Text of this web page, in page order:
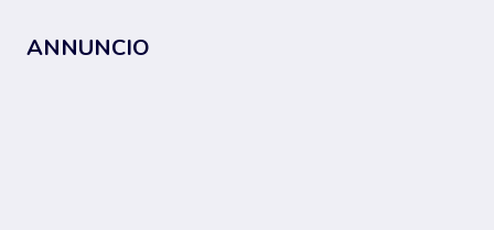
ANNUNCIO